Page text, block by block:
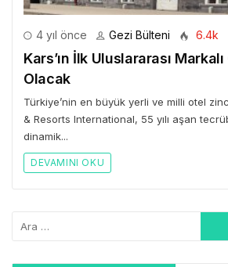
4 yıl önce Gezi Bülteni 6.4k
Kars’ın İlk Uluslararası
Olacak
Türkiye’nin en büyük yerli ve milli otel
& Resorts International, 55 yılı aşan
dinamik...
DEVAMINI OKU